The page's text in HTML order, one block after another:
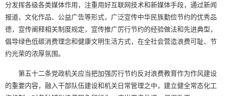
分发挥各级各类媒体作用，注重用好互联网技术和新媒体手段，通过新闻
报道、文化作品、公益广告等形式，广泛宣传中华民族勤俭节约的优秀品
德，宣传阐释相关制度规定，宣传推广厉行节约的经验做法和先进典型，
倡导绿色低碳消费理念和健康文明生活方式，在全社会营造浪费可耻、节
约光荣的浓厚氛围。
第五十二条党政机关应当把加强厉行节约反对浪费教育作为作风建设
的重要内容，融入干部队伍建设和机关日常管理之中，建立健全常态化工